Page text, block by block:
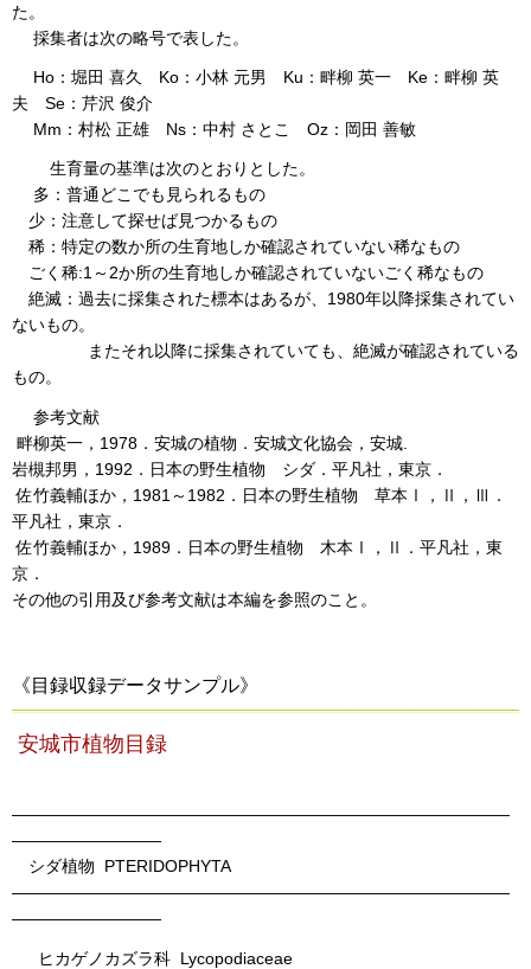
た。
採集者は次の略号で表した。
Ho：堀田 喜久 Ko：小林 元男 Ku：畔柳 英一 Ke：畔柳 英
夫 Se：芹沢 俊介
Mm：村松 正雄 Ns：中村 さとこ Oz：岡田 善敏
生育量の基準は次のとおりとした。
多：普通どこでも見られるもの
少：注意して探せば見つかるもの
稀：特定の数か所の生育地しか確認されていない稀なもの
ごく稀:1～2か所の生育地しか確認されていないごく稀なもの
絶滅：過去に採集された標本はあるが、1980年以降採集されてい
ないもの。
またそれ以降に採集されていても、絶滅が確認されている
もの。
参考文献
畔柳英一，1978．安城の植物．安城文化協会，安城.
岩槻邦男，1992．日本の野生植物 シダ．平凡社，東京．
佐竹義輔ほか，1981～1982．日本の野生植物 草本Ⅰ，Ⅱ，Ⅲ．
平凡社，東京．
佐竹義輔ほか，1989．日本の野生植物 木本Ⅰ，Ⅱ．平凡社，東
京．
その他の引用及び参考文献は本編を参照のこと。
《目録収録データサンプル》
安城市植物目録
――――――――――――――――――――――――――――――
―――――――――
シダ植物 PTERIDOPHYTA
――――――――――――――――――――――――――――――
―――――――――
ヒカゲノカズラ科 Lycopodiaceae